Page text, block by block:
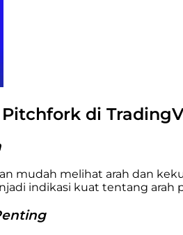
di
mudah melihat arah dan
indikasi kuat tentang arah